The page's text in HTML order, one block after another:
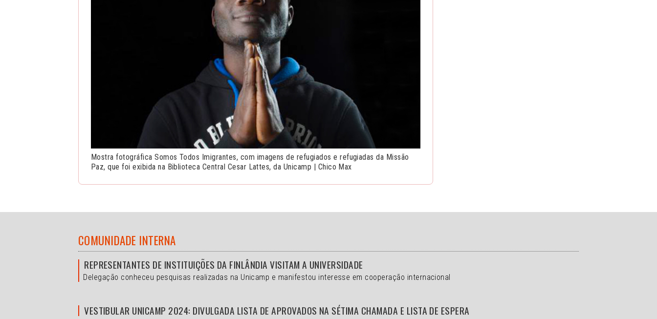
Mostra fotográfica Somos Todos Imigrantes, com imagens de refugiados e refugiadas da Missão
Paz, que foi exibida na Biblioteca Central Cesar Lattes, da Unicamp | Chico Max
COMUNIDADE INTERNA
REPRESENTANTES DE INSTITUIÇÕES DA FINLÂNDIA VISITAM A UNIVERSIDADE
Delegação conheceu pesquisas realizadas na Unicamp e manifestou interesse em cooperação internacional
VESTIBULAR UNICAMP 2024: DIVULGADA LISTA DE APROVADOS NA SÉTIMA CHAMADA E LISTA DE ESPERA